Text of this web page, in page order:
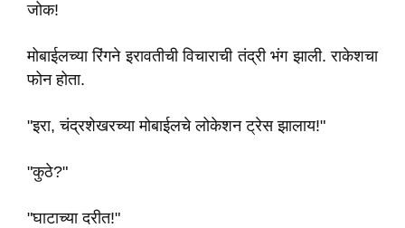
जोक!
मोबाईलच्या रिंगने इरावतीची विचाराची तंद्री भंग झाली. राकेशचा
फोन होता.
"इरा, चंद्रशेखरच्या मोबाईलचे लोकेशन ट्रेस झालाय!"
"कुठे?"
"घाटाच्या दरीत!"